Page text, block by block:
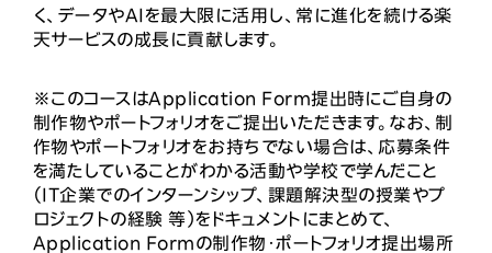
投資家情報
採用情報
く、データやAIを最大限に活用し、常に進化を続ける楽
天サービスの成長に貢献します。
※このコースはApplication Form提出時にご自身の
制作物やポートフォリオをご提出いただきます。なお、制
作物やポートフォリオをお持ちでない場合は、応募条件
を満たしていることがわかる活動や学校で学んだこと
（IT企業でのインターンシップ、課題解決型の授業やプ
ロジェクトの経験 等）をドキュメントにまとめて、
Application Formの制作物・ポートフォリオ提出場所